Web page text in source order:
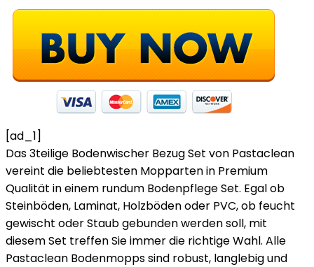
[ad_1]
Das 3teilige Bodenwischer Bezug Set von Pastaclean
vereint die beliebtesten Mopparten in Premium
Qualität in einem rundum Bodenpflege Set. Egal ob
Steinböden, Laminat, Holzböden oder PVC, ob feucht
gewischt oder Staub gebunden werden soll, mit
diesem Set treffen Sie immer die richtige Wahl. Alle
Pastaclean Bodenmopps sind robust, langlebig und